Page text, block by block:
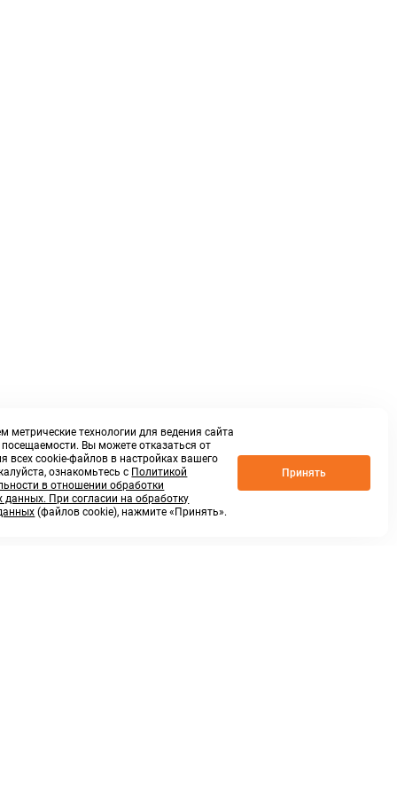
метрические технологии для ведения сайта
посещаемости. Вы можете отказаться от
всех cookie-файлов в настройках вашего
ознакомьтесь с Политикой
в отношении обработки
данных. При согласии на обработку
(файлов cookie), нажмите «Принять».
Принять